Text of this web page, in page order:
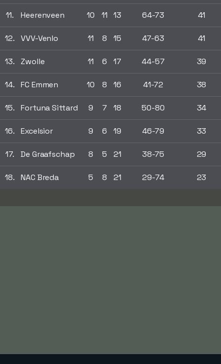
11. Heerenveen 10 11 13 64-73 41
12. VVV-Venlo 11 8 15 47-63 41
13. Zwolle 11 6 17 44-57 39
14. FC Emmen 10 8 16 41-72 38
15. Fortuna Sittard 9 7 18 50-80 34
16. Excelsior 9 6 19 46-79 33
17. De Graafschap 8 5 21 38-75 29
18. NAC Breda 5 8 21 29-74 23